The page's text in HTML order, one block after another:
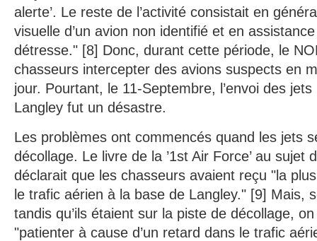
alerte’. Le reste de l’activité consistait en
visuelle d’un avion non identifié et en
détresse." [8] Donc, durant cette période, le
chasseurs intercepter des avions suspects en
jour. Pourtant, le 11-Septembre, l’envoi des
Langley fut un désastre.
Les problèmes ont commencés quand les jets
décollage. Le livre de la ’1st Air Force’ au sujet
déclarait que les chasseurs avaient reçu "la
le trafic aérien à la base de Langley." [9] Mais,
tandis qu’ils étaient sur la piste de décollage,
"patienter à cause d’un retard dans le trafic